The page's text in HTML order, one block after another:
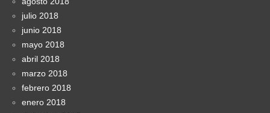
julio 2018
junio 2018
mayo 2018
abril 2018
marzo 2018
febrero 2018
enero 2018